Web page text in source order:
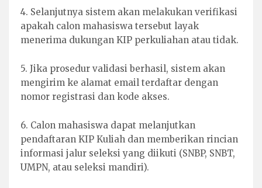
4. Selanjutnya sistem akan melakukan verifikasi
apakah calon mahasiswa tersebut layak
menerima dukungan KIP perkuliahan atau tidak.
5. Jika prosedur validasi berhasil, sistem akan
mengirim ke alamat email terdaftar dengan
nomor registrasi dan kode akses.
6. Calon mahasiswa dapat melanjutkan
pendaftaran KIP Kuliah dan memberikan rincian
informasi jalur seleksi yang diikuti (SNBP, SNBT,
UMPN, atau seleksi mandiri).